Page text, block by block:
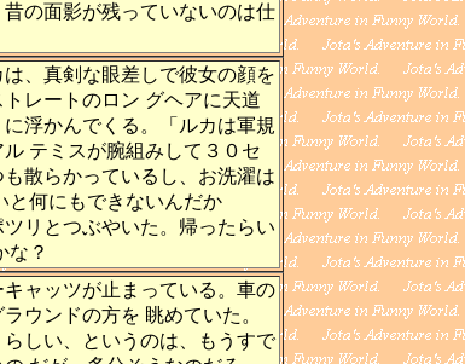
の面影が残っていないのは仕
、真剣な眼差しで彼女の顔を
レートのロン グヘアに天道
浮かんでくる。「ルカは軍規
テミスが腕組みして３０セ
散らかっているし、お洗濯は
と何にもできないんだか
リとつぶやいた。帰ったらい
な？
ャッツが止まっている。車の
ウンドの方を 眺めていた。
しい、というのは、もうすで